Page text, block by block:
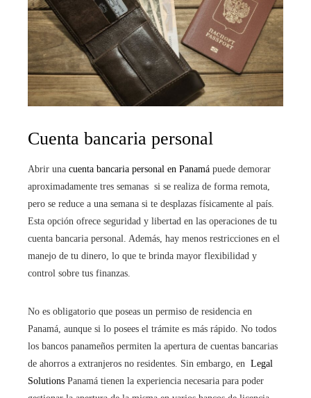
Cuenta bancaria personal
Abrir una cuenta bancaria personal en Panamá puede demorar
aproximadamente tres semanas si se realiza de forma remota,
pero se reduce a una semana si te desplazas físicamente al país.
Esta opción ofrece seguridad y libertad en las operaciones de tu
cuenta bancaria personal. Además, hay menos restricciones en el
manejo de tu dinero, lo que te brinda mayor flexibilidad y
control sobre tus finanzas.
No es obligatorio que poseas un permiso de residencia en
Panamá, aunque si lo posees el trámite es más rápido. No todos
los bancos panameños permiten la apertura de cuentas bancarias
de ahorros a extranjeros no residentes. Sin embargo, en Legal
Solutions Panamá tienen la experiencia necesaria para poder